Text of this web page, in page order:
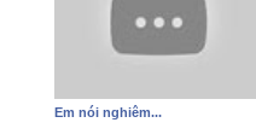
Em nói nghiêm...